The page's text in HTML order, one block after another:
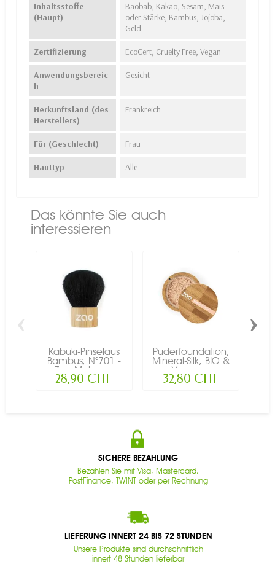
Inhaltsstoffe
(Haupt)
Baobab, Kakao, Sesam, Mais
oder Stärke, Bambus, Jojoba,
Geld
Zertifizierung EcoCert, Cruelty Free, Vegan
Anwendungsbereic
h
Gesicht
Herkunftsland (des
Herstellers)
Frankreich
Für (Geschlecht) Frau
Hauttyp Alle
Das könnte Sie auch
interessieren
Kabuki-Pinselaus
Bambus, N°701 -
Zao Make-up
28,90 CHF
Puderfoundation,
Mineral-Silk, BIO &
Vegan...
32,80 CHF
‹ ›
SICHERE BEZAHLUNG
Bezahlen Sie mit Visa, Mastercard,
PostFinance, TWINT oder per Rechnung
LIEFERUNG INNERT 24 BIS 72 STUNDEN
Unsere Produkte sind durchschnittlich
innert 48 Stunden lieferbar